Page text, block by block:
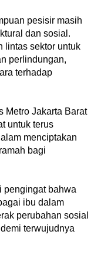
pesisir masih
dan sosial.
lintas sektor untuk
perlindungan,
terhadap
Metro Jakarta Barat
untuk terus
menciptakan
bagi
pengingat bahwa
ibu dalam
perubahan sosial
terwujudnya